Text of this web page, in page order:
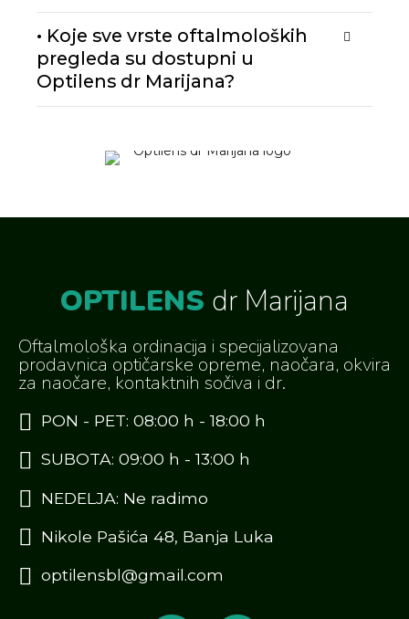
• Koje sve vrste oftalmoloških
pregleda su dostupni u
Optilens dr Marijana?
OPTILENS dr Marijana
Oftalmološka ordinacija i specijalizovana
prodavnica optičarske opreme, naočara, okvira
za naočare, kontaktnih sočiva i dr.
PON - PET: 08:00 h - 18:00 h
SUBOTA: 09:00 h - 13:00 h
NEDELJA: Ne radimo
Nikole Pašića 48, Banja Luka
optilensbl@gmail.com